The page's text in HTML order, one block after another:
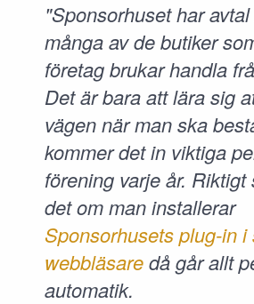
"Sponsorhuset har
många av de butiker
företag brukar handla
Det är bara att lära sig
vägen när man ska
kommer det in viktiga
förening varje år. Riktigt
det om man installerar
Sponsorhusets plug-in i
webbläsaredå går allt
automatik.